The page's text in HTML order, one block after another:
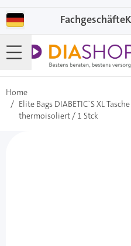
Fachgeschäfte
Home
/ Elite Bags DIABETIC`S XL
thermoisoliert / 1 Stck